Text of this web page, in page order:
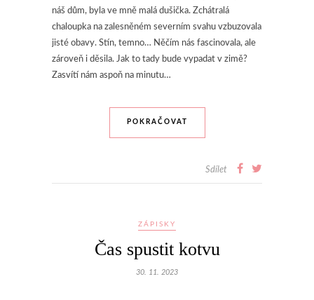
náš dům, byla ve mně malá dušička. Zchátralá
chaloupka na zalesněném severním svahu vzbuzovala
jisté obavy. Stín, temno… Něčím nás fascinovala, ale
zároveň i děsila. Jak to tady bude vypadat v zimě?
Zasvítí nám aspoň na minutu…
POKRAČOVAT
Sdílet
ZÁPISKY
Čas spustit kotvu
30. 11. 2023